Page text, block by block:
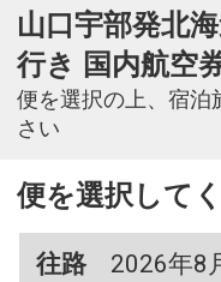
山口宇部発北
行き 国内航空
便を選択の上、宿泊
さい
便を選択して
往路
2026年8